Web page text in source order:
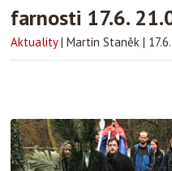
farnosti 17.6.
Aktuality | Martin Staněk |